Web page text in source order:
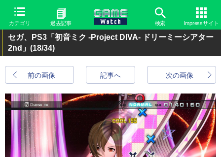
カテゴリ 過去記事 検索 Impressサイト
セガ、PS3「初音ミク -Project DIVA- ドリーミーシアター
2nd」 (18/34)
前の画像 次の画像
記事へ